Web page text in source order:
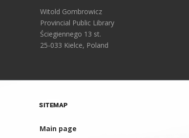
Witold Gombrowicz
Provincial Public Library
Ściegiennego 13 st.
25-033 Kielce, Poland
SITEMAP
Main page